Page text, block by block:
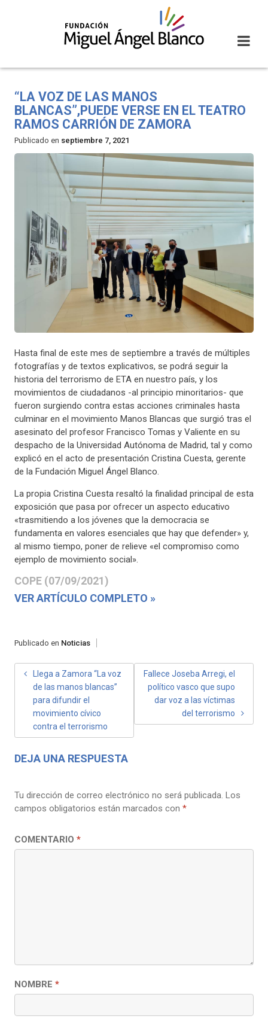
“LA VOZ DE LAS MANOS
BLANCAS”,PUEDE VERSE EN EL TEATRO
RAMOS CARRIÓN DE ZAMORA
Publicado en septiembre 7, 2021
Hasta final de este mes de septiembre a través de múltiples
fotografías y de textos explicativos, se podrá seguir la
historia del terrorismo de ETA en nuestro país, y los
movimientos de ciudadanos -al principio minoritarios- que
fueron surgiendo contra estas acciones criminales hasta
culminar en el movimiento Manos Blancas que surgió tras el
asesinato del profesor Francisco Tomas y Valiente en su
despacho de la Universidad Autónoma de Madrid, tal y como
explicó en el acto de presentación Cristina Cuesta, gerente
de la Fundación Miguel Ángel Blanco.
La propia Cristina Cuesta resaltó la finalidad principal de esta
exposición que pasa por ofrecer un aspecto educativo
«trasmitiendo a los jóvenes que la democracia se
fundamenta en valores esenciales que hay que defender» y,
al mismo tiempo, poner de relieve «el compromiso como
ejemplo de movimiento social».
COPE (07/09/2021)
VER ARTÍCULO COMPLETO »
Publicado en Noticias
NAVEGACIÓN
ENTRADAS
Llega a Zamora “La voz
de las manos blancas”
para difundir el
movimiento cívico
contra el terrorismo
Fallece Joseba Arregi, el
político vasco que supo
dar voz a las víctimas
del terrorismo
DEJA UNA RESPUESTA
Tu dirección de correo electrónico no será publicada. Los
campos obligatorios están marcados con *
COMENTARIO *
NOMBRE *